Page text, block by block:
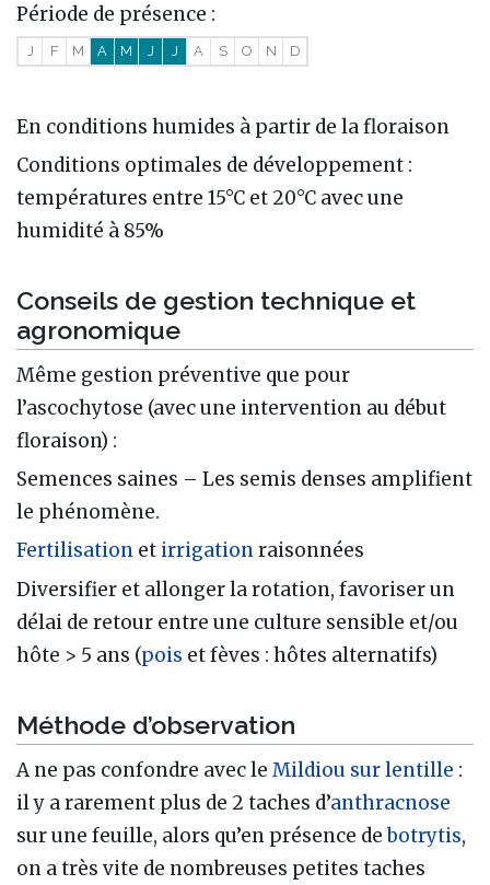
Période de présence :
J F M A M J J A S O N D
En conditions humides à partir de la floraison
Conditions optimales de développement :
températures entre 15°C et 20°C avec une
humidité à 85%
Conseils de gestion technique et
agronomique
Même gestion préventive que pour
l’ascochytose (avec une intervention au début
floraison) :
Semences saines – Les semis denses amplifient
le phénomène.
Fertilisation et irrigationraisonnées
Diversifier et allonger la rotation, favoriser un
délai de retour entre une culture sensible et/ou
hôte > 5 ans (pois et fèves : hôtes alternatifs)
Méthode d’observation
A ne pas confondre avec le Mildiou sur lentille :
il y a rarement plus de 2 taches d’anthracnose
sur une feuille, alors qu’en présence debotrytis,
on a très vite de nombreuses petites taches